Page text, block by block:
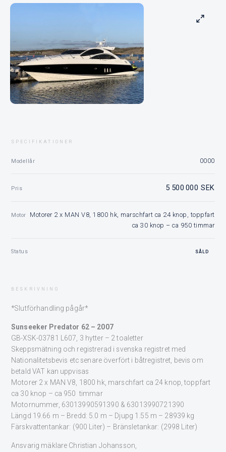
SPECIFIKATIONER
Modellår 0000
Pris 5 500 000 SEK
Motor
Motorer 2 x MAN V8, 1800 hk, marschfart ca 24 knop, toppfart
ca 30 knop – ca 950 timmar
Status SÅLD
BESKRIVNING
*Slutförhandling pågår*
Sunseeker Predator 62 – 2007
GB-XSK-03781 L607, 3 hytter – 2 toaletter
Skeppsmätning och registrerad i svenska registret med
Nationalitetsbevis etc senare överfört i båtregistret, bevis om
betald VAT kan uppvisas
Motorer 2 x MAN V8, 1800 hk, marschfart ca 24 knop, toppfart
ca 30 knop – ca 950 timmar
Motornummer, 63013990591390 & 63013990721390
Längd 19.66 m – Bredd: 5.0 m – Djupg 1.55 m – 28939 kg
Färskvattentankar: (900 Liter) – Bränsletankar: (2998 Liter)
Ansvarig mäklare Christian Johansson,